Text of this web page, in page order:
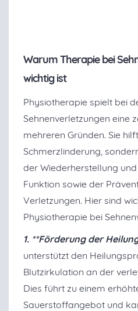
Warum Therapie bei
wichtig ist
Physiotherapie spielt bei
Sehnenverletzungen eine
mehreren Gründen. Sie
Schmerzlinderung,
der Wiederherstellung
Funktion sowie der
Verletzungen. Hier sind
Physiotherapie bei
1. **Förderung der
unterstützt den
Blutzirkulation an der
Dies führt zu einem
Sauerstoffangebot und